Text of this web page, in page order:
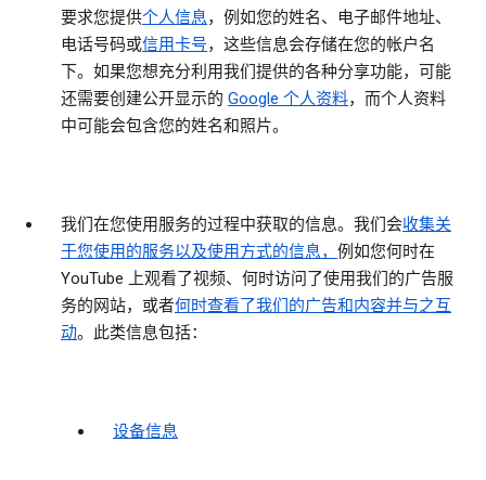
要求您提供个人信息，例如您的姓名、电子邮件地址、
电话号码或信用卡号，这些信息会存储在您的帐户名
下。如果您想充分利用我们提供的各种分享功能，可能
还需要创建公开显示的 Google 个人资料，而个人资料
中可能会包含您的姓名和照片。
我们在您使用服务的过程中获取的信息。 我们会收集关
于您使用的服务以及使用方式的信息， 例如您何时在
YouTube 上观看了视频、何时访问了使用我们的广告服
务的网站，或者何时查看了我们的广告和内容并与之互
动。此类信息包括：
设备信息